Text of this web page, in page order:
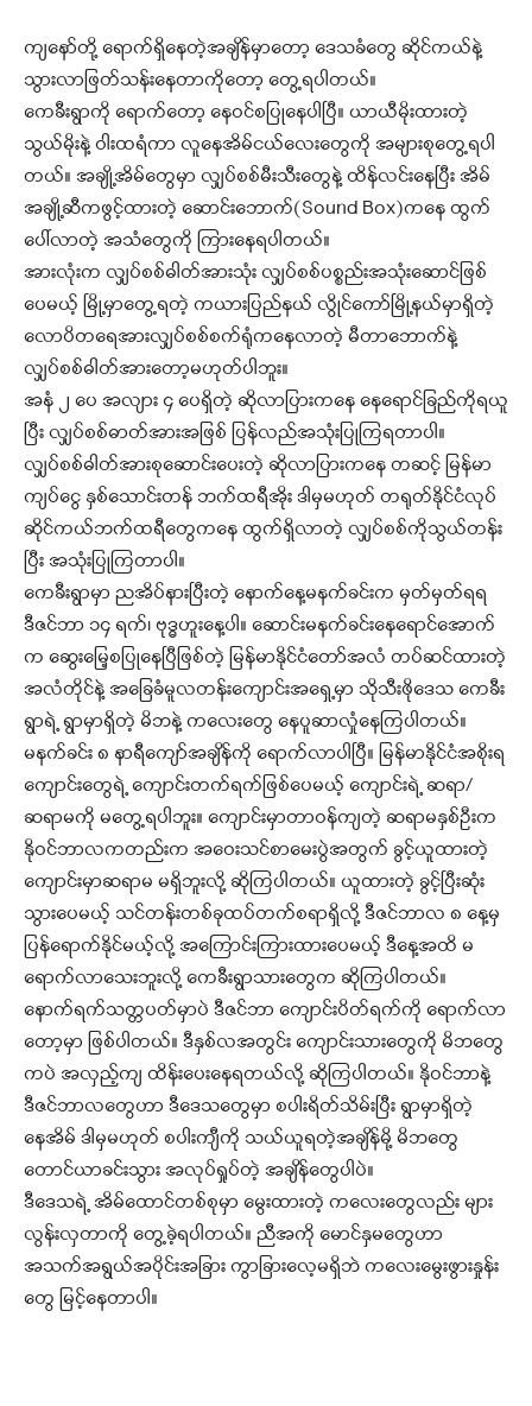
ကျနော်တို့ ရောက်ရှိနေတဲ့အချိန်မှာတော့ ဒေသခံတွေ ဆိုင်ကယ်နဲ့
သွားလာဖြတ်သန်းနေတာကိုတော့ တွေ့ရပါတယ်။
ကေခီးရွာကို ရောက်တော့ နေဝင်စပြုနေပါပြီ။ ယာယီမိုးထားတဲ့
သွယ်မိုးနဲ့ ဝါးထရံကာ လူနေအိမ်ငယ်လေးတွေကို အများစုတွေ့ရပါ
တယ်။ အချို့အိမ်တွေမှာ လျှပ်စစ်မီးသီးတွေနဲ့ ထိန်လင်းနေပြီး အိမ်
အချို့ဆီကဖွင့်ထားတဲ့ ဆောင်းဘောက်(Sound Box)ကနေ ထွက်
ပေါ်လာတဲ့ အသံတွေကို ကြားနေရပါတယ်။
အားလုံးက လျှပ်စစ်ဓါတ်အားသုံး လျှပ်စစ်ပစ္စည်းအသုံးဆောင်ဖြစ်
ပေမယ့် မြို့မှာတွေ့ရတဲ့ ကယားပြည်နယ် လွိုင်ကော်မြို့နယ်မှာရှိတဲ့
လောပိတရေအားလျှပ်စစ်စက်ရုံကနေလာတဲ့ မီတာဘောက်နဲ့
လျှပ်စစ်ဓါတ်အားတော့မဟုတ်ပါဘူး။
အနံ ၂ ပေ အလျား ၄ ပေရှိတဲ့ ဆိုလာပြားကနေ နေရောင်ခြည်ကိုရယူ
ပြီး လျှပ်စစ်ဓာတ်အားအဖြစ် ပြန်လည်အသုံးပြုကြရတာပါ။
လျှပ်စစ်ဓါတ်အားစုဆောင်းပေးတဲ့ ဆိုလာပြားကနေ တဆင့် မြန်မာ
ကျပ်ငွေ နှစ်သောင်းတန် ဘက်ထရီအိုး ဒါမှမဟုတ် တရုတ်နိုင်ငံလုပ်
ဆိုင်ကယ်ဘက်ထရီတွေကနေ ထွက်ရှိလာတဲ့ လျှပ်စစ်ကိုသွယ်တန်း
ပြီး အသုံးပြုကြတာပါ။
ကေခီးရွာမှာ ညအိပ်နားပြီးတဲ့ နောက်နေ့မနက်ခင်းက မှတ်မှတ်ရရ
ဒီဇင်ဘာ ၁၄ ရက်၊ ဗုဒ္ဓဟူးနေ့ပါ။ ဆောင်းမနက်ခင်းနေရောင်အောက်
က ဆွေးမြေ့စပြုနေပြီဖြစ်တဲ့ မြန်မာနိုင်ငံတော်အလံ တပ်ဆင်ထားတဲ့
အလံတိုင်နဲ့ အခြေခံမူလတန်းကျောင်းအရှေ့မှာ သိုသီးဖိုဒေသ ကေခီး
ရွာရဲ့ ရွာမှာရှိတဲ့ မိဘနဲ့ ကလေးတွေ နေပူဆာလှုံနေကြပါတယ်။
မနက်ခင်း ၈ နာရီကျော်အချိန်ကို ရောက်လာပါပြီ။ မြန်မာနိုင်ငံအစိုးရ
ကျောင်းတွေရဲ့ ကျောင်းတက်ရက်ဖြစ်ပေမယ့် ကျောင်းရဲ့ ဆရာ/
ဆရာမကို မတွေ့ရပါဘူး။ ကျောင်းမှာတာဝန်ကျတဲ့ ဆရာမနှစ်ဦးက
နိုဝင်ဘာလကတည်းက အဝေးသင်စာမေးပွဲအတွက် ခွင့်ယူထားတဲ့
ကျောင်းမှာဆရာမ မရှိဘူးလို့ ဆိုကြပါတယ်။ ယူထားတဲ့ ခွင့်ပြီးဆုံး
သွားပေမယ့် သင်တန်းတစ်ခုထပ်တက်စရာရှိလို့ ဒီဇင်ဘာလ ၈ နေ့မှ
ပြန်ရောက်နိုင်မယ့်လို့ အကြောင်းကြားထားပေမယ့် ဒီနေ့အထိ မ
ရောက်လာသေးဘူးလို့ ကေခီးရွာသားတွေက ဆိုကြပါတယ်။
နောက်ရက်သတ္တပတ်မှာပဲ ဒီဇင်ဘာ ကျောင်းပိတ်ရက်ကို ရောက်လာ
တော့မှာ ဖြစ်ပါတယ်။ ဒီနှစ်လအတွင်း ကျောင်းသားတွေကို မိဘတွေ
ကပဲ အလှည့်ကျ ထိန်းပေးနေရတယ်လို့ ဆိုကြပါတယ်။ နိုဝင်ဘာနဲ့
ဒီဇင်ဘာလတွေဟာ ဒီဒေသတွေမှာ စပါးရိတ်သိမ်းပြီး ရွာမှာရှိတဲ့
နေအိမ် ဒါမှမဟုတ် စပါးကျီကို သယ်ယူရတဲ့အချိန်မို့ မိဘတွေ
တောင်ယာခင်းသွား အလုပ်ရှုပ်တဲ့ အချိန်တွေပါပဲ။
ဒီဒေသရဲ့ အိမ်ထောင်တစ်စုမှာ မွေးထားတဲ့ ကလေးတွေလည်း များ
လွန်းလှတာကို တွေ့ခဲ့ရပါတယ်။ ညီအကို မောင်နှမတွေဟာ
အသက်အရွယ်အပိုင်းအခြား ကွာခြားလေ့မရှိဘဲ ကလေးမွေးဖွားနှုန်း
တွေ မြင့်နေတာပါ။